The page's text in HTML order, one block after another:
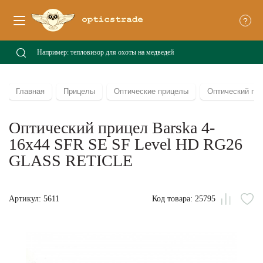
?
Главная Прицелы Оптические прицелы Оптический
Оптический прицел Barska 4-
16x44 SFR SE SF Level HD RG26
GLASS RETICLE
Артикул: 5611 Код товара: 25795